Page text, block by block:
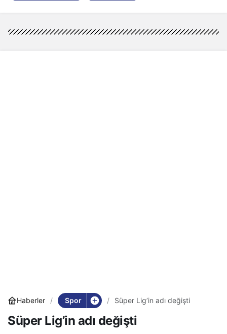
Haberler Spor Süper Lig’in adı değişti
Süper Lig’in adı değişti